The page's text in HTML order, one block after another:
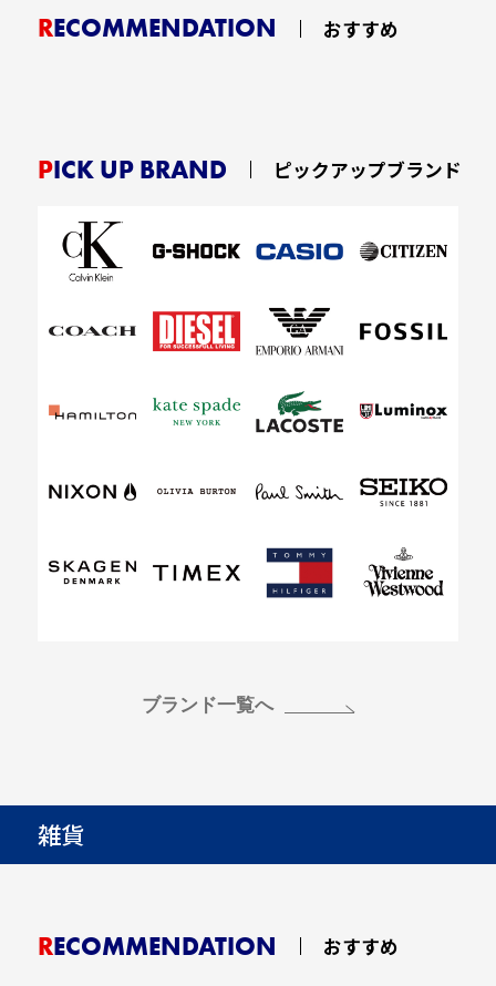
RECOMMENDATION おすすめ
PICK UP BRAND ピックアップブランド
ブランド一覧へ
雑貨
RECOMMENDATION おすすめ